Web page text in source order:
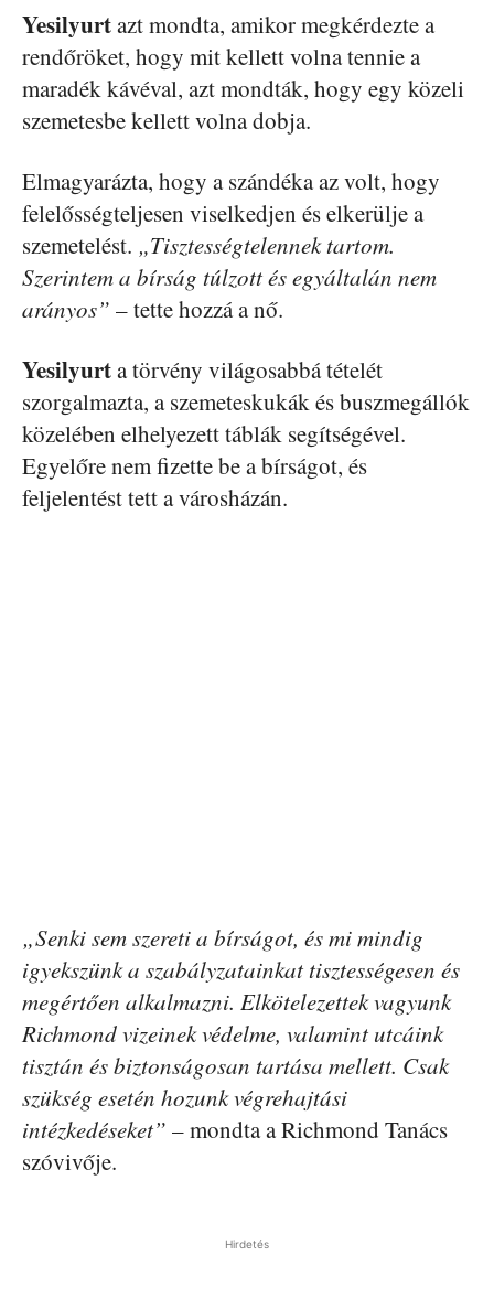
Yesilyurtazt mondta, amikor megkérdezte a
rendőröket, hogy mit kellett volna tennie a
maradék kávéval, azt mondták, hogy egy közeli
szemetesbe kellett volna dobja.
Elmagyarázta, hogy a szándéka az volt, hogy
felelősségteljesen viselkedjen és elkerülje a
szemetelést. „Tisztességtelennek tartom.
Szerintem a bírság túlzott és egyáltalán nem
arányos” – tette hozzá a nő.
Yesilyurta törvény világosabbá tételét
szorgalmazta, a szemeteskukák és buszmegállók
közelében elhelyezett táblák segítségével.
Egyelőre nem fizette be a bírságot, és
feljelentést tett a városházán.
„Senki sem szereti a bírságot, és mi mindig
igyekszünk a szabályzatainkat tisztességesen és
megértően alkalmazni. Elkötelezettek vagyunk
Richmond vizeinek védelme, valamint utcáink
tisztán és biztonságosan tartása mellett. Csak
szükség esetén hozunk végrehajtási
intézkedéseket” – mondta a Richmond Tanács
szóvivője.
Hirdetés